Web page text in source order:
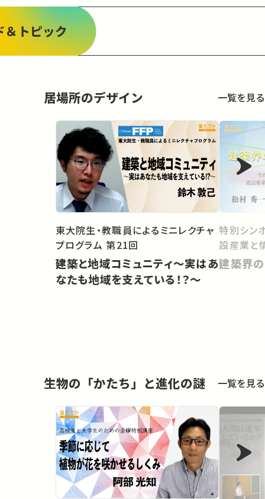
＆トピック
居場所のデザイン 一覧を見る
東大院生・教職員によるミニレクチャ
プログラム 第21回
建築と地域コミュニティ～実はあ
なたも地域を支えている！？～
特別シン
設産業と
建築界
生物の「かたち」と進化の謎 一覧を見る